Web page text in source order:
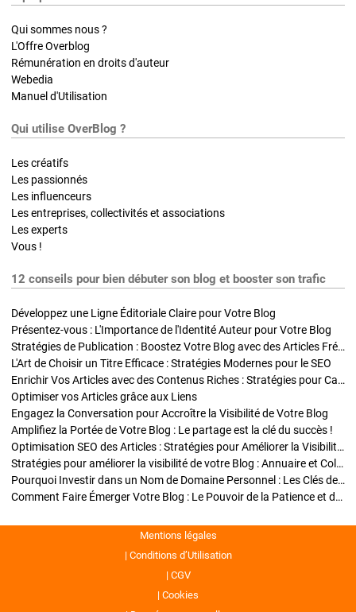
Qui sommes nous ?
L'Offre Overblog
Rémunération en droits d'auteur
Webedia
Manuel d'Utilisation
Qui utilise OverBlog ?
Les créatifs
Les passionnés
Les influenceurs
Les entreprises, collectivités et associations
Les experts
Vous !
12 conseils pour bien débuter son blog et booster son trafic
Développez une Ligne Éditoriale Claire pour Votre Blog
Présentez-vous : L'Importance de l'Identité Auteur pour Votre Blog
Stratégies de Publication : Boostez Votre Blog avec des Articles Fréquents et Exclusifs
L'Art de Choisir un Titre Efficace : Stratégies Modernes pour le SEO
Enrichir Vos Articles avec des Contenus Riches : Stratégies pour Captiver et Optimiser
Optimiser vos Articles grâce aux Liens
Engagez la Conversation pour Accroître la Visibilité de Votre Blog
Amplifiez la Portée de Votre Blog : Le partage est la clé du succès !
Optimisation SEO des Articles : Stratégies pour Améliorer la Visibilité de Votre Blog
Stratégies pour améliorer la visibilité de votre Blog : Annuaire et Collaborations
Pourquoi Investir dans un Nom de Domaine Personnel : Les Clés de la Réussite de Votre Blog
Comment Faire Émerger Votre Blog : Le Pouvoir de la Patience et de la Persévérance
Mentions légales
Conditions d’Utilisation
CGV
Cookies